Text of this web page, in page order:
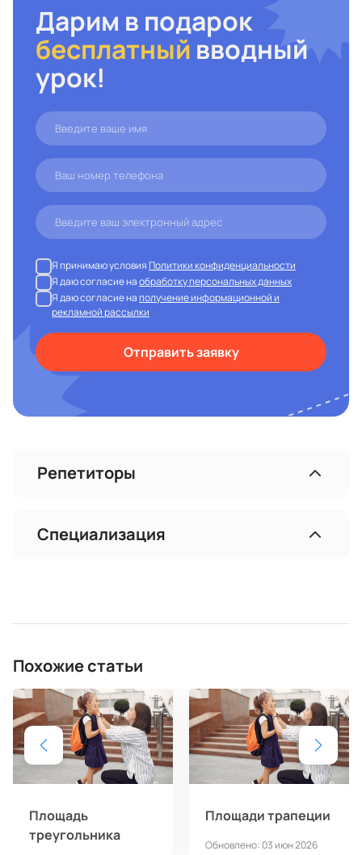
Дарим в подарок
бесплатный вводный
урок!
Я принимаю условияПолитики конфиденциальности
Я даю согласие наобработку персональных данных
Я даю согласие наполучение информационной и
рекламной рассылки
Отправить заявку
Репетиторы
Специализация
Похожие статьи
Площадь
треугольника
Площади трапеции
Обновлено: 03 июн 2026